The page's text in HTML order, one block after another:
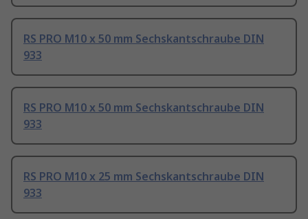
RS PRO M10 x 50 mm Sechskantschraube DIN
933
RS PRO M10 x 50 mm Sechskantschraube DIN
933
RS PRO M10 x 25 mm Sechskantschraube DIN
933